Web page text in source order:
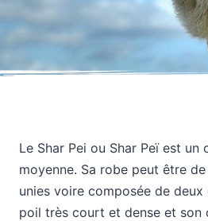
Le Shar Pei ou Shar Peï est
moyenne. Sa robe peut être
unies voire composée de
poil très court et dense et son